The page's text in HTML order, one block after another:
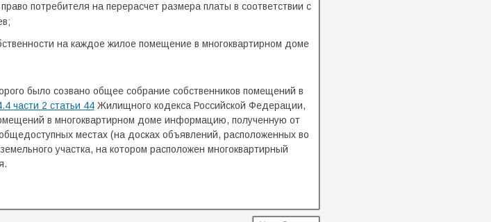
потребителя на перерасчет размера платы в соответствии с
на каждое жилое помещение в многоквартирном доме
было созвано общее собрание собственников помещений в
части 2 статьи 44Жилищного кодекса Российской Федерации,
в многоквартирном доме информацию, полученную от
местах (на досках объявлений, расположенных во
участка, на котором расположен многоквартирный